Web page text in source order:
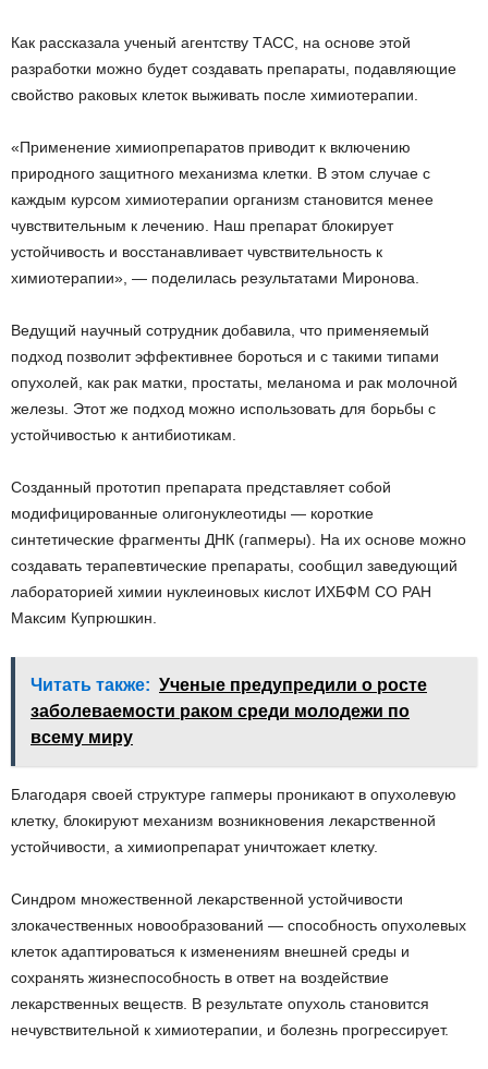
Как рассказала ученый агентству ТАСС, на основе этой
разработки можно будет создавать препараты, подавляющие
свойство раковых клеток выживать после химиотерапии.
«Применение химиопрепаратов приводит к включению
природного защитного механизма клетки. В этом случае с
каждым курсом химиотерапии организм становится менее
чувствительным к лечению. Наш препарат блокирует
устойчивость и восстанавливает чувствительность к
химиотерапии», — поделилась результатами Миронова.
Ведущий научный сотрудник добавила, что применяемый
подход позволит эффективнее бороться и с такими типами
опухолей, как рак матки, простаты, меланома и рак молочной
железы. Этот же подход можно использовать для борьбы с
устойчивостью к антибиотикам.
Созданный прототип препарата представляет собой
модифицированные олигонуклеотиды — короткие
синтетические фрагменты ДНК (гапмеры). На их основе можно
создавать терапевтические препараты, сообщил заведующий
лабораторией химии нуклеиновых кислот ИХБФМ СО РАН
Максим Купрюшкин.
Читать также: Ученые предупредили о росте
заболеваемости раком среди молодежи по
всему миру
Благодаря своей структуре гапмеры проникают в опухолевую
клетку, блокируют механизм возникновения лекарственной
устойчивости, а химиопрепарат уничтожает клетку.
Синдром множественной лекарственной устойчивости
злокачественных новообразований — способность опухолевых
клеток адаптироваться к изменениям внешней среды и
сохранять жизнеспособность в ответ на воздействие
лекарственных веществ. В результате опухоль становится
нечувствительной к химиотерапии, и болезнь прогрессирует.